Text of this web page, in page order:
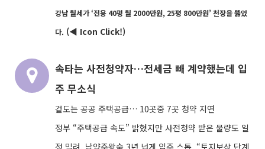
강남 월세가 ‘전용 40평 월 2000만원, 25평 800만원’ 천장을 뚫었
다. (◀ Icon Click!)
속타는 사전청약자…전세금 빼 계약했는데 입
주 무소식
겉도는 공공 주택공급… 10곳중 7곳 청약 지연
정부 “주택공급 속도” 밝혔지만 사전청약 받은 물량도 일